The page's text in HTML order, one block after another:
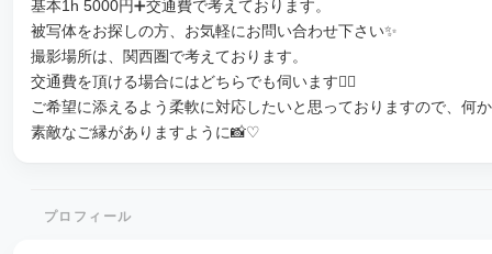
基本1h 5000円➕交通費で考えております。
被写体をお探しの方、お気軽にお問い合わせ下さい✨
撮影場所は、関西圏で考えております。
交通費を頂ける場合にはどちらでも伺います🏃‍♂️
ご希望に添えるよう柔軟に対応したいと思っておりますので、何
素敵なご縁がありますように📸♡
プロフィール